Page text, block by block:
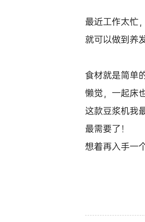
最近工作太忙
就可以做到养
食材就是简单
懒觉，一起床
这款豆浆机我
最需要了！
想着再入手一